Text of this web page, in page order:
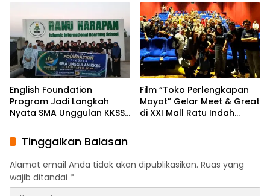
Program
English Foundation
Program Jadi Langkah
Nyata SMA Unggulan KKSS
Berdaya Saing Global
Film “Toko Perlengkapan
Mayat” Gelar Meet & Great
di XXI Mall Ratu Indah
Tinggalkan Balasan
Alamat email Anda tidak akan dipublikasikan. Ruas yang
wajib ditandai *